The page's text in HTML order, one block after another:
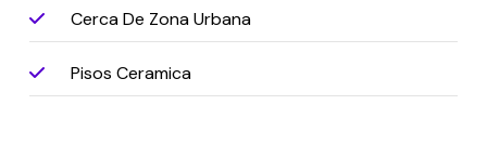
Cerca De Zona Urbana
Pisos Ceramica